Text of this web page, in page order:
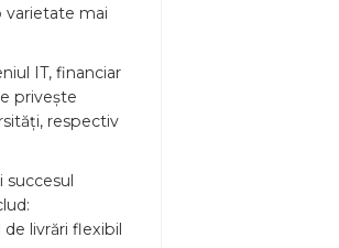
varietate mai
IT, financiar
privește
respectiv
succesul
livrări flexibil